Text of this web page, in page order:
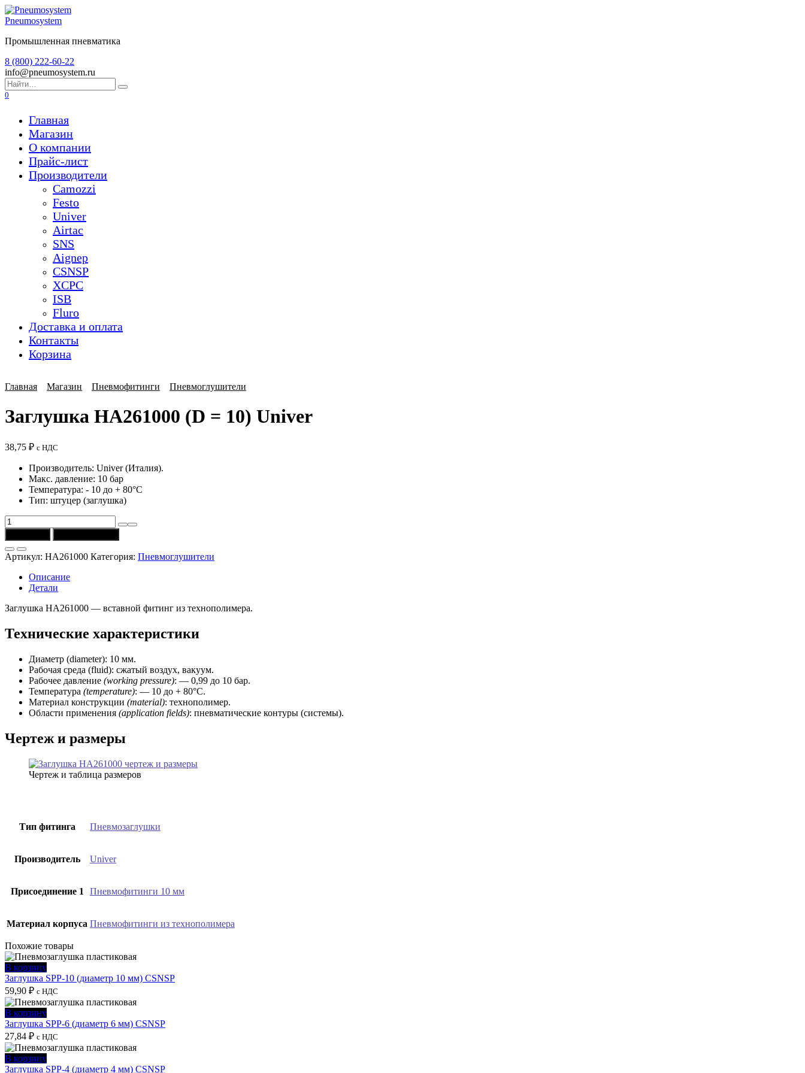
Перейти
к
Pneumosystem
Промышленная пневматика
8 (800) 222-60-22
info@pneumosystem.ru
Search
for:
0
Главная
Магазин
О компании
Прайс-лист
Производители
Camozzi
Festo
Univer
Airtac
SNS
Aignep
CSNSP
XCPC
ISB
Fluro
Доставка и оплата
Контакты
Корзина
Главная Магазин Пневмофитинги Пневмоглушители
Заглушка HA261000 (D = 10) Univer
38,75 ₽ с НДС
Производитель: Univer (Италия).
Макс. давление: 10 бар
Температура: - 10 до + 80°C
Тип: штуцер (заглушка)
Количество
товара
Заглушка
HA261000
(D
Univer
Артикул: HA261000 Категория: Пневмоглушители
Описание
Детали
Заглушка HA261000 — вставной фитинг из технополимера.
Технические характеристики
Диаметр (diameter): 10 мм.
Рабочая среда (fluid): сжатый воздух, вакуум.
Рабочее давление (working pressure): — 0,99 до 10 бар.
Температура (temperature): — 10 до + 80°C.
Материал конструкции (material): технополимер.
Области применения (application fields): пневматические контуры (системы).
Чертеж и размеры
Чертеж и таблица размеров
Тип фитинга Пневмозаглушки
Производитель Univer
Присоединение 1 Пневмофитинги 10 мм
Материал корпуса Пневмофитинги из технополимера
Похожие товары
В корзину
Заглушка SPP-10 (диаметр 10 мм) CSNSP
59,90 ₽ с НДС
В корзину
Заглушка SPP-6 (диаметр 6 мм) CSNSP
27,84 ₽ с НДС
В корзину
Заглушка SPP-4 (диаметр 4 мм) CSNSP